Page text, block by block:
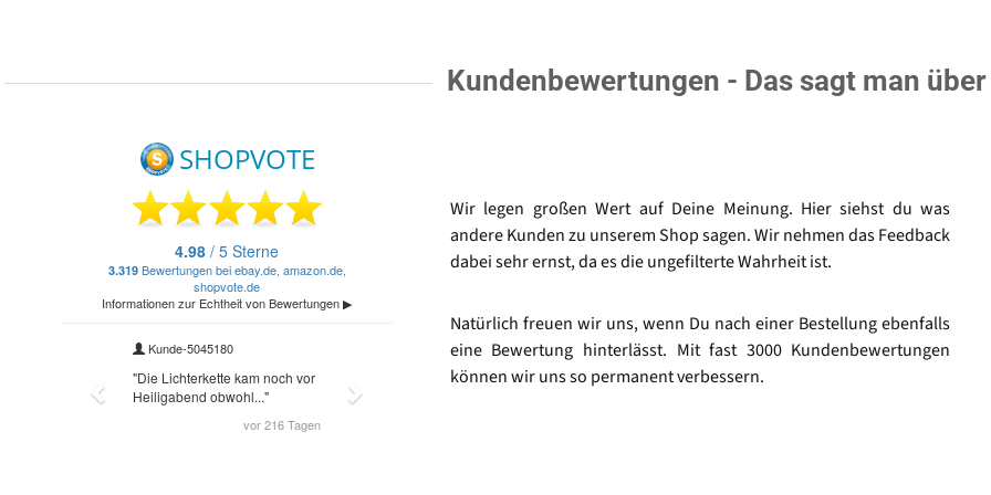
Kundenbewertungen - Das sagt man
Wir legen großen Wert auf Deine Meinung. Hier siehst du was
andere Kunden zu unserem Shop sagen. Wir nehmen das Feedback
dabei sehr ernst, da es die ungefilterte Wahrheit ist.
Natürlich freuen wir uns, wenn Du nach einer Bestellung ebenfalls
eine Bewertung hinterlässt. Mit fast 3000 Kundenbewertungen
können wir uns so permanent verbessern.